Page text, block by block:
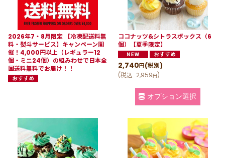
2026年7・8月限定 【冷凍配送料無
料・熨斗サービス】キャンペーン開
催！4,000円以上（レギュラー12
個・ミニ24個）の組みわせで日本全
国送料無料でお届け！！
ココナッツ&シトラスボックス（6
個）【夏季限定】
2,740 円(税別)
(税込: 2,959円)
オプション選択